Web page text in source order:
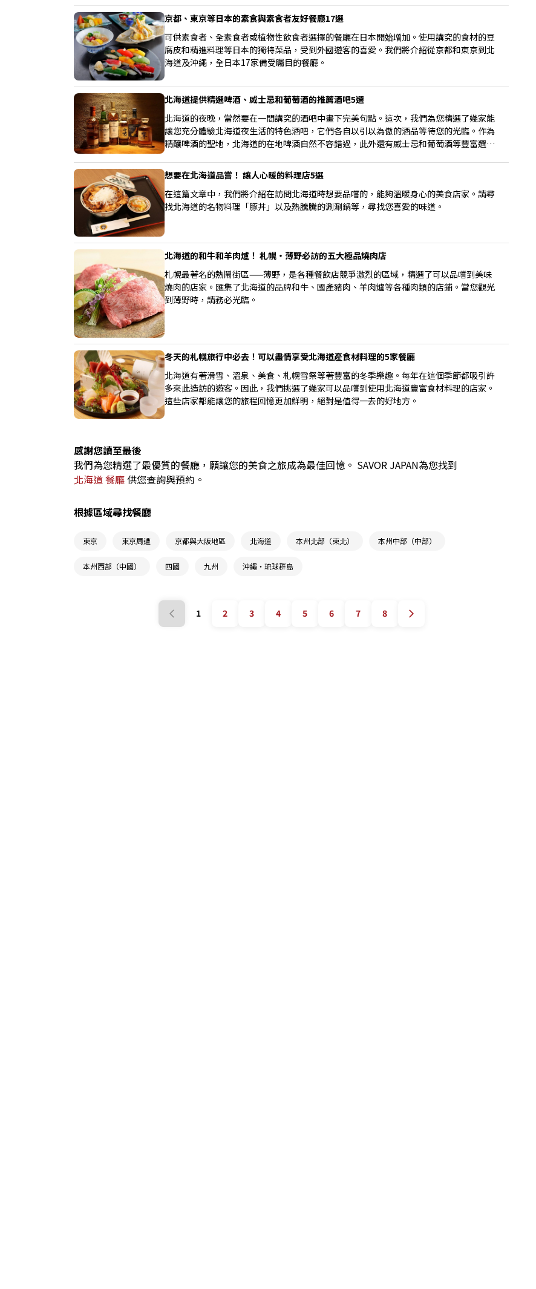
京都、東京等日本的素食與素食者友好餐廳17選
可供素食者、全素食者或植物性飲食者選擇的餐廳在日本開始增加。使用講究的食材的豆
腐皮和精進料理等日本的獨特菜品，受到外國遊客的喜愛。我們將介紹從京都和東京到北
海道及沖繩，全日本17家備受矚目的餐廳。
北海道提供精選啤酒、威士忌和葡萄酒的推薦酒吧5選
北海道的夜晚，當然要在一間講究的酒吧中畫下完美句點。這次，我們為您精選了幾家能
讓您充分體驗北海道夜生活的特色酒吧，它們各自以引以為傲的酒品等待您的光臨。作為
精釀啤酒的聖地，北海道的在地啤酒自然不容錯過，此外還有威士忌和葡萄酒等豐富選
想要在北海道品嘗！ 讓人心暖的料理店5選
在這篇文章中，我們將介紹在訪問北海道時想要品嚐的，能夠溫暖身心的美食店家。請尋
找北海道的名物料理「豚丼」以及熱騰騰的涮涮鍋等，尋找您喜愛的味道。
北海道的和牛和羊肉爐！ 札幌・薄野必訪的五大極品燒肉店
札幌最著名的熱鬧街區——薄野，是各種餐飲店競爭激烈的區域，精選了可以品嚐到美味
燒肉的店家。匯集了北海道的品牌和牛、國產豬肉、羊肉爐等各種肉類的店鋪。當您觀光
到薄野時，請務必光臨。
冬天的札幌旅行中必去！可以盡情享受北海道產食材料理的5家餐廳
北海道有著滑雪、溫泉、美食、札幌雪祭等著豐富的冬季樂趣。每年在這個季節都吸引許
多來此造訪的遊客。因此，我們挑選了幾家可以品嚐到使用北海道豐富食材料理的店家。
這些店家都能讓您的旅程回憶更加鮮明，絕對是值得一去的好地方。
感謝您讀至最後
我們為您精選了最優質的餐廳，願讓您的美食之旅成為最佳回憶。 SAVOR JAPAN為您找到
北海道 餐廳供您查詢與預約。
根據區域尋找餐廳
東京 東京周遭 京都與大阪地區 北海道 本州北部（東北） 本州中部（中部）
本州西部（中國） 四國 九州 沖繩・琉球群島
1 2 3 4 5 6 7 8